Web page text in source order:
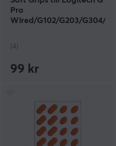
Pro
Wired/G102/G203/G304/
(4)
99 kr